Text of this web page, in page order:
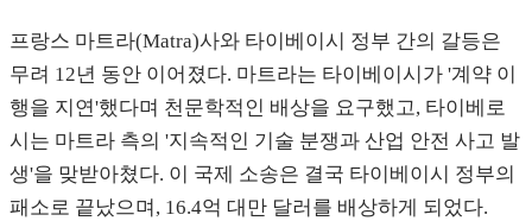
프랑스 마트라(Matra)사와 타이베이시 정부 간의 갈등은
무려 12년 동안 이어졌다. 마트라는 타이베이시가 '계약 이
행을 지연'했다며 천문학적인 배상을 요구했고, 타이베로
시는 마트라 측의 '지속적인 기술 분쟁과 산업 안전 사고 발
생'을 맞받아쳤다. 이 국제 소송은 결국 타이베이시 정부의
패소로 끝났으며, 16.4억 대만 달러를 배상하게 되었다.